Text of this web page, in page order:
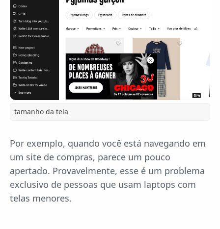
tamanho da tela
Por exemplo, quando você está navegando em
um site de compras, parece um pouco
apertado. Provavelmente, esse é um problema
exclusivo de pessoas que usam laptops com
telas menores.